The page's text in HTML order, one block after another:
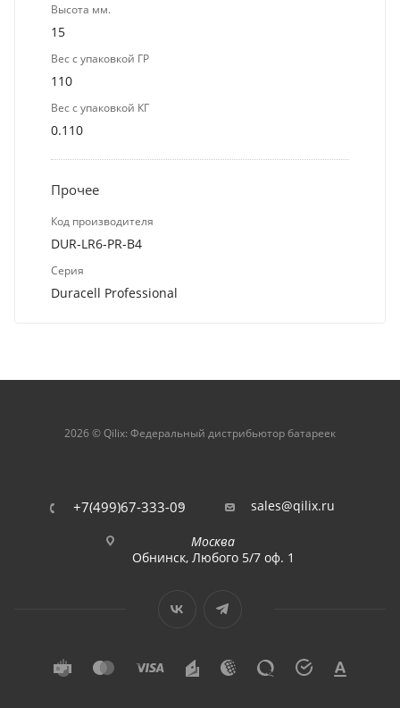
Высота мм.
15
Вес с упаковкой ГР
110
Вес с упаковкой КГ
0.110
Прочее
Код производителя
DUR-LR6-PR-B4
Серия
Duracell Professional
2026 © Qilix: Федеральный дистрибьютор батареек
+7(499)67-333-09 sales@qilix.ru
Москва
Обнинск, Любого 5/7 оф. 1